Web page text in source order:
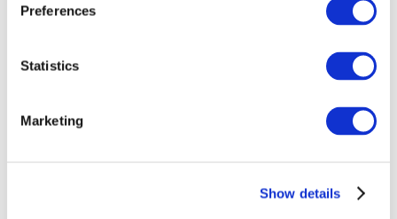
Preferences
Statistics
Marketing
Show details